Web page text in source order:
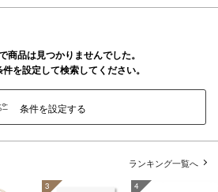
商品は見つかりませんでした。
を設定して検索してください。
条件を設定する
ランキング一覧へ
3 4